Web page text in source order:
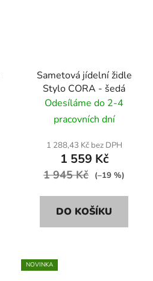
Sametová jídelní židle
Stylo CORA - šedá
Odesíláme do 2-4
pracovních dní
1 288,43 Kč bez DPH
1 559 Kč
1 945 Kč (–19 %)
DO KOŠÍKU
NOVINKA